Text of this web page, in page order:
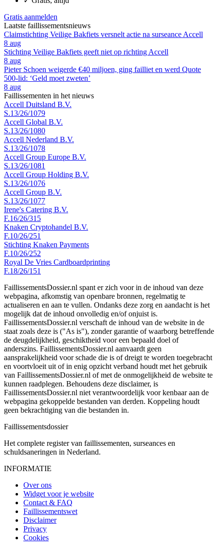
Gratis aanmelden
Laatste faillissementsnieuws
Claimstichting Veilige Bakfiets versnelt actie na surseance Accell
8 aug
Stichting Veilige Bakfiets geeft niet op richting Accell
8 aug
Pieter Schoen weigerde €40 miljoen, ging failliet en werd Quote
500-lid: ‘Geld moet zweten’
8 aug
Faillissementen in het nieuws
Accell Duitsland B.V.
S.13/26/1079
Accell Global B.V.
S.13/26/1080
Accell Nederland B.V.
S.13/26/1078
Accell Group Europe B.V.
S.13/26/1081
Accell Group Holding B.V.
S.13/26/1076
Accell Group B.V.
S.13/26/1077
Irene's Catering B.V.
F.16/26/315
Knaken Cryptohandel B.V.
F.10/26/251
Stichting Knaken Payments
F.10/26/252
Royal De Vries Cardboardprinting
F.18/26/151
FaillissementsDossier.nl spant er zich voor in de inhoud van deze
webpagina, afkomstig van openbare bronnen, regelmatig te
actualiseren en aan te vullen. Ondanks deze zorg en aandacht is het
mogelijk dat de inhoud onvolledig en/of onjuist is.
FaillissementsDossier.nl verschaft de inhoud van de website in de
staat zoals deze is ("As is"), zonder garantie of waarborg betreffende
de deugdelijkheid, geschiktheid voor een bepaald doel of
anderszins. FaillissementsDossier.nl aanvaardt geen
aansprakelijkheid voor schade die is of dreigt te worden toegebracht
en voortvloeit uit of in enig opzicht verband houdt met het gebruik
van FaillissementsDossier.nl of met de onmogelijkheid de website te
kunnen raadplegen. Behoudens deze disclaimer, is
FaillissementsDossier.nl niet verantwoordelijk voor kenbaar aan de
webpagina gekoppelde bestanden van derden. Koppeling houdt
geen bekrachtiging van die bestanden in.
Faillissementsdossier
Het complete register van faillissementen, surseances en
schuldsaneringen in Nederland.
INFORMATIE
Over ons
Widget voor je website
Contact & FAQ
Faillissementswet
Disclaimer
Privacy
Cookies